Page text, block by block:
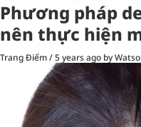
Phương pháp
nên thực hiện
Trang Điểm/5 years ago by